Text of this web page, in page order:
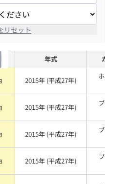
リセット
年式 カラ
2015年 (平成27年)
ホワ
2015年 (平成27年)
ブラ
2015年 (平成27年)
ブラ
2015年 (平成27年)
ブラ